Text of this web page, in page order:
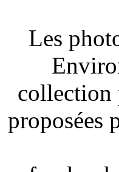
Les
collection
proposées